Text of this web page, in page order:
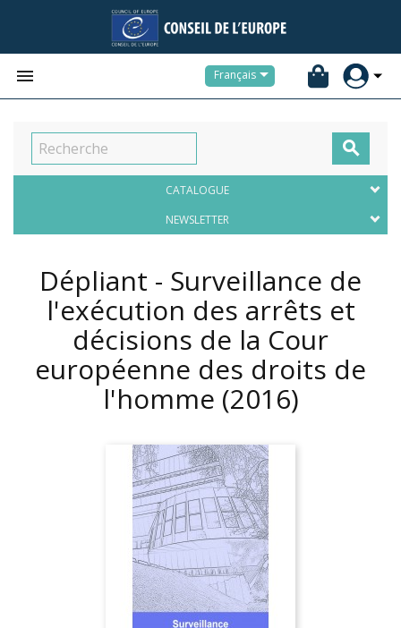
 Français

CATALOGUE
NEWSLETTER
Dépliant - Surveillance de
l'exécution des arrêts et
décisions de la Cour
européenne des droits de
l'homme (2016)